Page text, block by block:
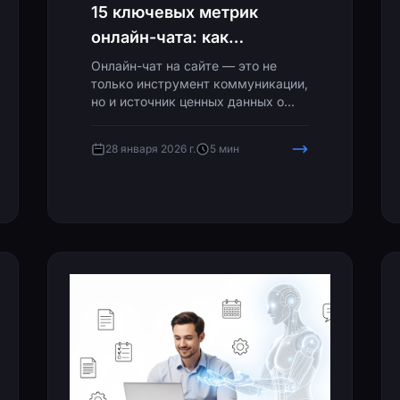
15 ключевых метрик
онлайн-чата: как
измерить эффективность
поддержки клиентов
Онлайн-чат на сайте — это не
только инструмент коммуникации,
но и источник ценных данных о
насколько эффективно работает
которые должен отслеживать
28 января 2026 г. 5 мин